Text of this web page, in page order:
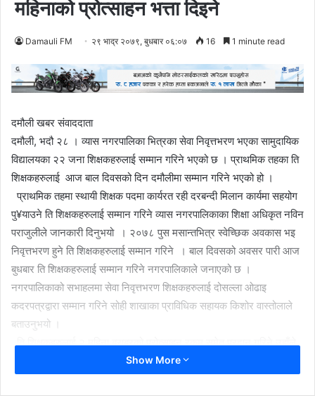
महिनाको प्रोत्साहन भत्ता दिइने
Damauli FM २९ भाद्र २०७९, बुधबार ०६:०७ 16 1 minute read
दमौली खबर संवाददाता
दमौली, भदौ २८ । व्यास नगरपालिका भित्रका सेवा निवृत्तभरण भएका सामुदायिक
विद्यालयका २२ जना शिक्षकहरुलाई सम्मान गरिने भएको छ । प्राथमिक तहका ति
शिक्षकहरुलाई आज बाल दिवसको दिन दमौलीमा सम्मान गरिने भएको हो ।
प्राथमिक तहमा स्थायी शिक्षक पदमा कार्यरत रही दरबन्दी मिलान कार्यमा सहयोग
पु¥याउने ति शिक्षकहरुलाई सम्मान गरिने व्यास नगरपालिकाका शिक्षा अधिकृत नविन
पराजुलीले जानकारी दिनुभयो । २०७८ पुस मसान्तभित्र स्वेच्छिक अवकास भइ
निवृत्तभरण हुने ति शिक्षकहरुलाई सम्मान गरिने । बाल दिवसको अवसर पारी आज
बुधबार ति शिक्षकहरुलाई सम्मान गरिने नगरपालिकाले जनाएको छ ।
नगरपालिकाको सभाहलमा सेवा निवृत्तभरण शिक्षकहरुलाई दोसल्ला ओढाइ
कदरपत्रद्वारा सम्मान गरिने सोही शाखाका प्राविधिक सहायक किशोर वास्तोलाले
बताउनुभयो ।
ति शिक्षकहरुलाई २ महिना बराबरको प्रोत्साहन रकम समेत प्रदान गरिने उहाँले
बताउनुभयो । दरबन्दी मिलानमा सहयोग पु¥याउने ति निवृत्तभरण शिक्षकहरुलाई
Show More